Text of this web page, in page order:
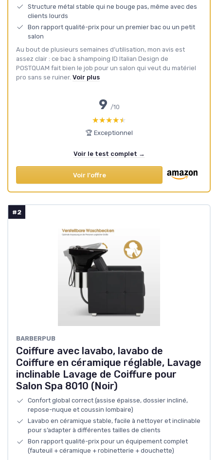
Structure métal stable qui ne bouge pas, même avec des
clients lourds
Bon rapport qualité-prix pour un premier bac ou un petit
salon
Au bout de plusieurs semaines d’utilisation, mon avis est
assez clair : ce bac à shampoing ID Italian Design de
POSTQUAM fait bien le job pour un salon qui veut du matériel
pro sans se ruiner. Voir plus
9 /10
★★★★★
★★★★★
🏆 Exceptionnel
Voir le test complet →
Voir l'offre
#2
BARBERPUB
Coiffure avec lavabo, lavabo de
Coiffure en céramique réglable, Lavage
inclinable Lavage de Coiffure pour
Salon Spa 8010 (Noir)
Confort global correct (assise épaisse, dossier incliné,
repose-nuque et coussin lombaire)
Lavabo en céramique stable, facile à nettoyer et inclinable
pour s’adapter à différentes tailles de clients
Bon rapport qualité-prix pour un équipement complet
(fauteuil + céramique + robinetterie + douchette)